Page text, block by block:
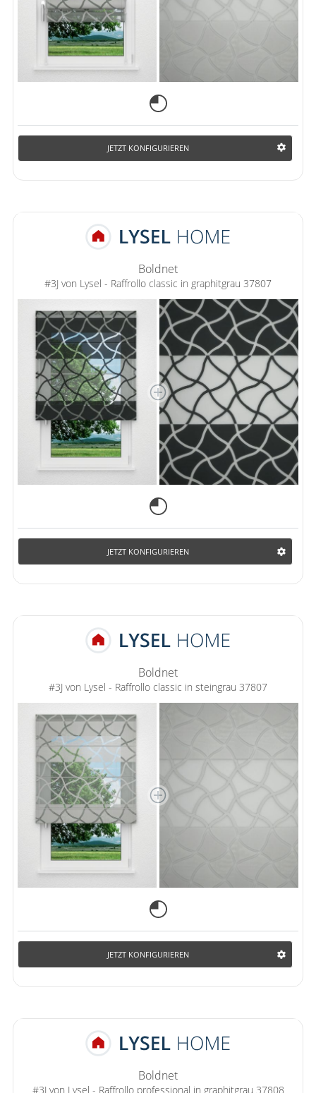
JETZT KONFIGURIEREN
Boldnet
#3J von Lysel - Raffrollo classic in graphitgrau 37807
JETZT KONFIGURIEREN
Boldnet
#3J von Lysel - Raffrollo classic in steingrau 37807
JETZT KONFIGURIEREN
Boldnet
#3J von Lysel - Raffrollo professional in graphitgrau 37808